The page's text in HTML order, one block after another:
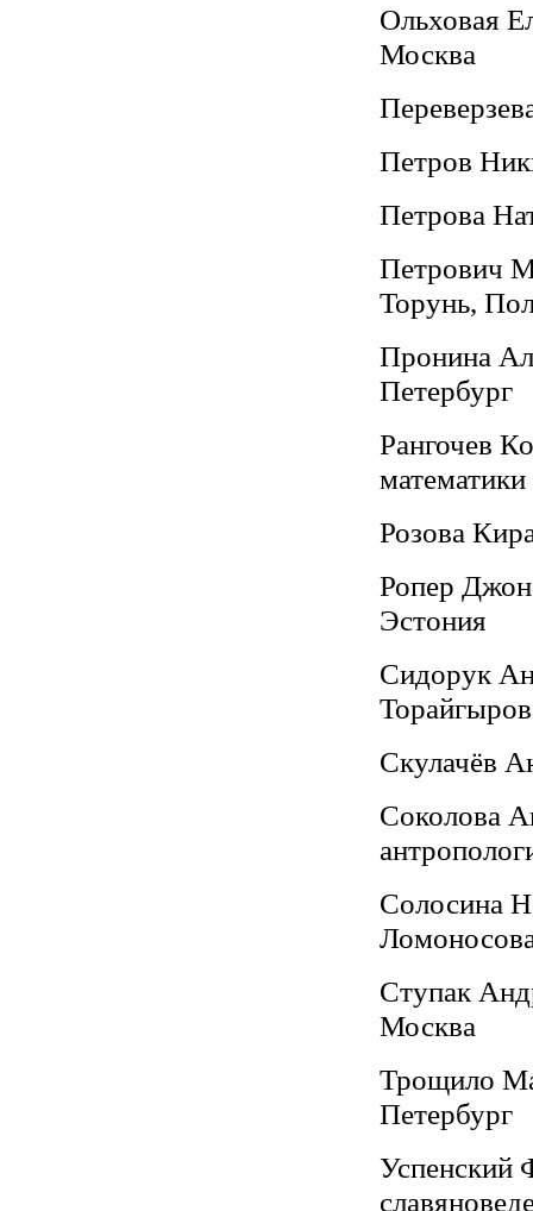
Ольховая
Москва
Петров
Петрова
Петрович
Торунь,
Пронина
Петербург
Рангочев
Розова
Ропер
Эстония
Сидорук
Скулачёв
Соколова
Солосина
Ступак
Москва
Трощило
Петербург
Успенский